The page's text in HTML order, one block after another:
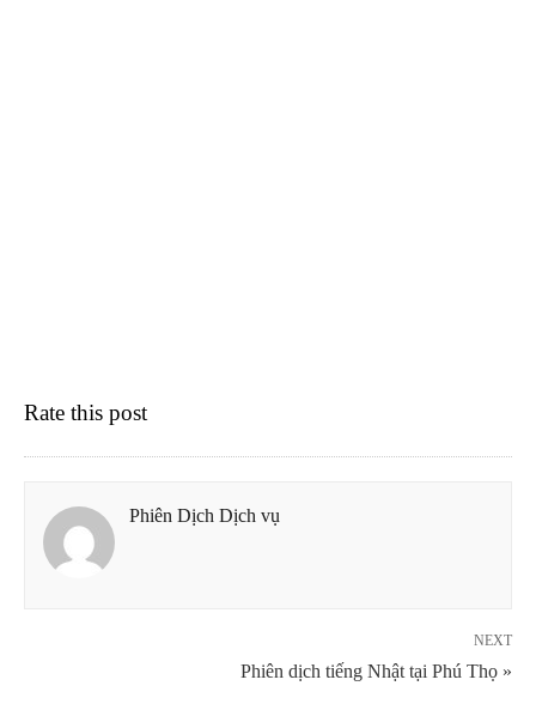
Rate this post
Phiên Dịch Dịch vụ
NEXT
Phiên dịch tiếng Nhật tại Phú Thọ »